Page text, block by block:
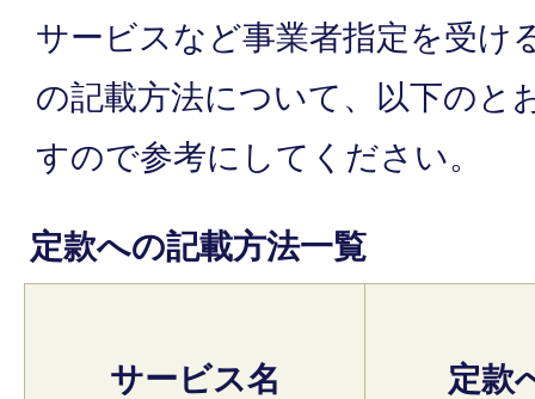
サービスなど事業者指定を受け
の記載方法について、以下のと
すので参考にしてください。
定款への記載方法一覧
サービス名 定款